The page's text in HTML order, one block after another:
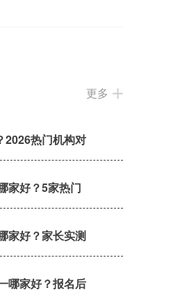
更多
2026热门机构对
家好？5家热门
家好？家长实测
哪家好？报名后